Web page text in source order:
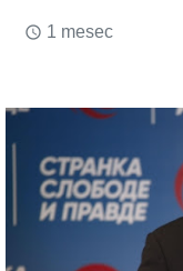
access_time 1 mesec